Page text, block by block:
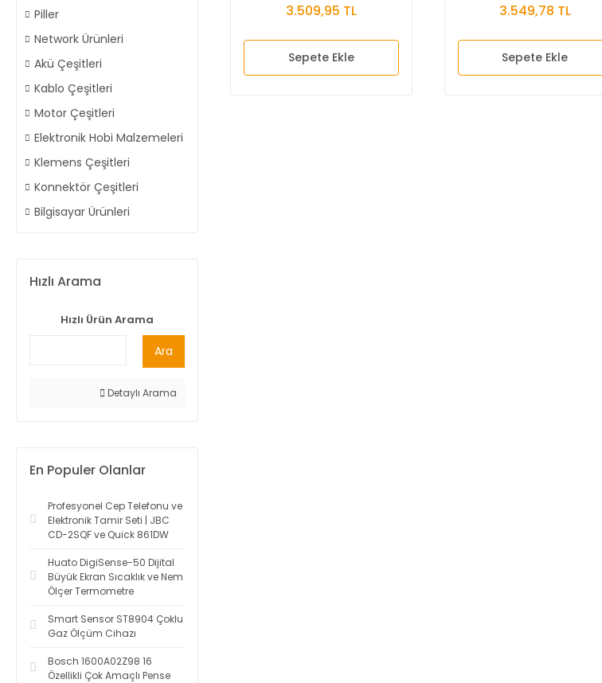
Piller
Network Ürünleri
Akü Çeşitleri
Kablo Çeşitleri
Motor Çeşitleri
Elektronik Hobi Malzemeleri
Klemens Çeşitleri
Konnektör Çeşitleri
Bilgisayar Ürünleri
Hızlı Arama
Hızlı Ürün Arama
Ara
Detaylı Arama
En Populer Olanlar
Profesyonel Cep Telefonu ve
Elektronik Tamir Seti | JBC
CD-2SQF ve Quick 861DW
Huato DigiSense-50 Dijital
Büyük Ekran Sıcaklık ve Nem
Ölçer Termometre
Smart Sensor ST8904 Çoklu
Gaz Ölçüm Cihazı
Bosch 1600A02Z98 16
Özellikli Çok Amaçlı Pense
3.509,95 TL
Sepete Ekle
3.549,78 TL
Sepete Ekle